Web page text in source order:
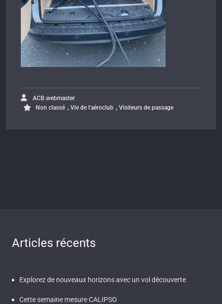
ACB.webmaster
Non classé , Vie de l'aéroclub , Visiteurs de passage
Articles récents
Explorez de nouveaux horizons avec un vol découverte
Cette semaine mesure CALIPSO